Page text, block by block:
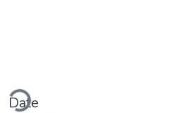
Date